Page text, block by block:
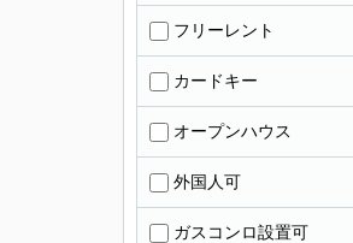
フリーレント
カードキー
オープンハウス
外国人可
ガスコンロ設置可